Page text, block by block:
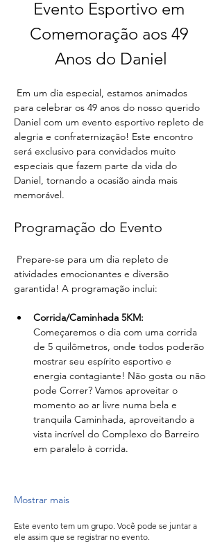
Evento Esportivo em
Comemoração aos 49
Anos do Daniel
para celebrar os 49 anos do nosso querido
Daniel com um evento esportivo repleto de
alegria e confraternização! Este encontro
será exclusivo para convidados muito
especiais que fazem parte da vida do
Daniel, tornando a ocasião ainda mais
memorável.
Programação do Evento
atividades emocionantes e diversão
garantida! A programação inclui:
Corrida/Caminhada 5KM:
Começaremos o dia com uma corrida
de 5 quilômetros, onde todos poderão
mostrar seu espírito esportivo e
energia contagiante! Não gosta ou não
pode Correr? Vamos aproveitar o
momento ao ar livre numa bela e
tranquila Caminhada, aproveitando a
vista incrível do Complexo do Barreiro
em paralelo à corrida.
Mostrar mais
Este evento tem um grupo. Você pode se juntar a
ele assim que se registrar no evento.